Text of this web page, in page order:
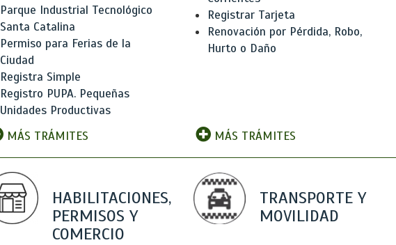
Parque Industrial Tecnológico
Santa Catalina
Permiso para Ferias de la
Ciudad
Registra Simple
Registro PUPA. Pequeñas
Unidades Productivas
MÁS TRÁMITES
Registrar Tarjeta
Renovación por Pérdida, Robo,
Hurto o Daño
MÁS TRÁMITES
HABILITACIONES,
PERMISOS Y
COMERCIO
TRANSPORTE Y
MOVILIDAD